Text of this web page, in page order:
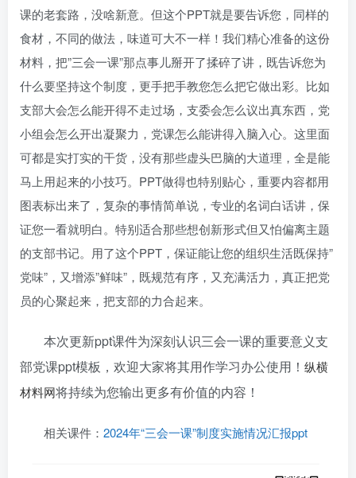
课的老套路，没啥新意。但这个PPT就是要告诉您，同样的
食材，不同的做法，味道可大不一样！我们精心准备的这份
材料，把”三会一课”那点事儿掰开了揉碎了讲，既告诉您为
什么要坚持这个制度，更手把手教您怎么把它做出彩。比如
支部大会怎么能开得不走过场，支委会怎么议出真东西，党
小组会怎么开出凝聚力，党课怎么能讲得入脑入心。这里面
可都是实打实的干货，没有那些虚头巴脑的大道理，全是能
马上用起来的小技巧。PPT做得也特别贴心，重要内容都用
图表标出来了，复杂的事情简单说，专业的名词白话讲，保
证您一看就明白。特别适合那些想创新形式但又怕偏离主题
的支部书记。用了这个PPT，保证能让您的组织生活既保持”
党味”，又增添”鲜味”，既规范有序，又充满活力，真正把党
员的心聚起来，把支部的力合起来。
本次更新ppt课件为深刻认识三会一课的重要意义支
部党课ppt模板 ，欢迎大家将其用作学习办公使用！ 纵横
材料网将持续为您输出更多有价值的内容！
相关课件： 2024年“三会一课”制度实施情况汇报ppt